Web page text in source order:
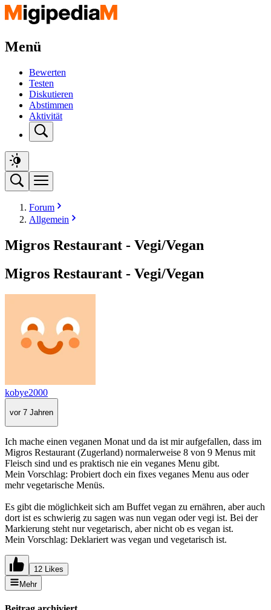
Menü
Bewerten
Testen
Diskutieren
Abstimmen
Aktivität
Forum
Allgemein
Migros Restaurant - Vegi/Vegan
Migros Restaurant - Vegi/Vegan
kobye2000
vor 7 Jahren
Ich mache einen veganen Monat und da ist mir aufgefallen, dass im
Migros Restaurant (Zugerland) normalerweise 8 von 9 Menus mit
Fleisch sind und es praktisch nie ein veganes Menu gibt.
Mein Vorschlag: Probiert doch ein fixes veganes Menu aus oder
mehr vegetarische Menüs.
Es gibt die möglichkeit sich am Buffet vegan zu ernähren, aber auch
dort ist es schwierig zu sagen was nun vegan oder vegi ist. Bei der
Markierung steht nur vegetarisch, aber nicht ob es vegan ist.
Mein Vorschlag: Deklariert was vegan und vegetarisch ist.
12 Likes
Mehr